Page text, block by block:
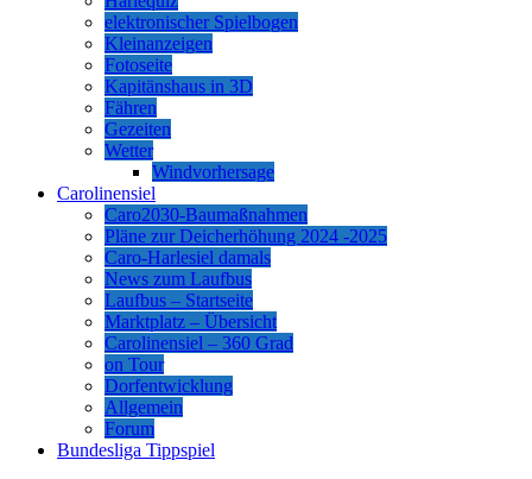
elektronischer Spielbogen
Kleinanzeigen
Fotoseite
Kapitänshaus in 3D
Fähren
Gezeiten
Wetter
Windvorhersage
Carolinensiel
Caro2030-Baumaßnahmen
Pläne zur Deicherhöhung 2024 -2025
Caro-Harlesiel damals
News zum Laufbus
Laufbus – Startseite
Marktplatz – Übersicht
Carolinensiel – 360 Grad
on Tour
Dorfentwicklung
Allgemein
Forum
Bundesliga Tippspiel